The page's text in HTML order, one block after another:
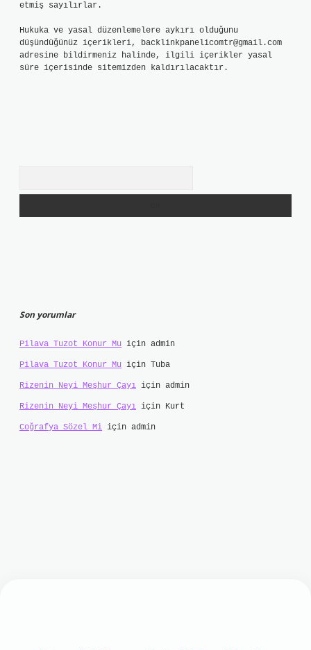
etmiş sayılırlar.
Hukuka ve yasal düzenlemelere aykırı olduğunu
düşündüğünüz içerikleri, backlinkpanelicomtr@gmail.com
adresine bildirmeniz halinde, ilgili içerikler yasal
süre içerisinde sitemizden kaldırılacaktır.
Son yorumlar
Pilava Tuzot Konur Mu için admin
Pilava Tuzot Konur Mu için Tuba
Rizenin Neyi Meşhur Çayı için admin
Rizenin Neyi Meşhur Çayı için Kurt
Coğrafya Sözel Mi için admin